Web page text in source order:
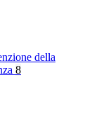
della
8